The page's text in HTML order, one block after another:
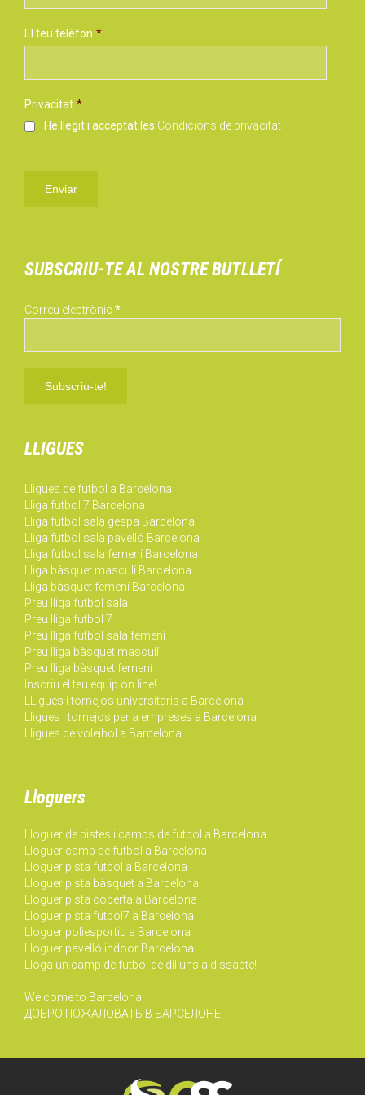
El teu telèfon *
Privacitat *
He llegit i acceptat les Condicions de privacitat
SUBSCRIU-TE AL NOSTRE BUTLLETÍ
Correu electrònic *
LLIGUES
Lligues de futbol a Barcelona
Lliga futbol 7 Barcelona
Lliga futbol sala gespa Barcelona
Lliga futbol sala pavelló Barcelona
Lliga futbol sala femení Barcelona
Lliga bàsquet masculí Barcelona
Lliga bàsquet femení Barcelona
Preu lliga futbol sala
Preu lliga futbol 7
Preu lliga futbol sala femení
Preu lliga bàsquet masculí
Preu lliga bàsquet femení
Inscriu el teu equip on line!
LLigues i tornejos universitaris a Barcelona
Lligues i tornejos per a empreses a Barcelona
Lligues de voleibol a Barcelona
Lloguers
Lloguer de pistes i camps de futbol a Barcelona
Lloguer camp de futbol a Barcelona
Lloguer pista futbol a Barcelona
Lloguer pista bàsquet a Barcelona
Lloguer pista coberta a Barcelona
Lloguer pista futbol7 a Barcelona
Lloguer poliesportiu a Barcelona
Lloguer pavelló indoor Barcelona
Lloga un camp de futbol de dilluns a dissabte!
Welcome to Barcelona
ДОБРО ПОЖАЛОВАТЬ В БАРСЕЛОНЕ